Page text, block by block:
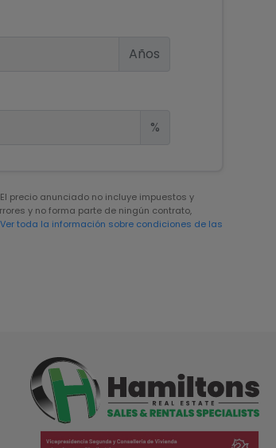
Años
%
precio anunciado no incluye impuestos y
y no forma parte de ningún contrato,
Ver toda la información sobre condiciones de las